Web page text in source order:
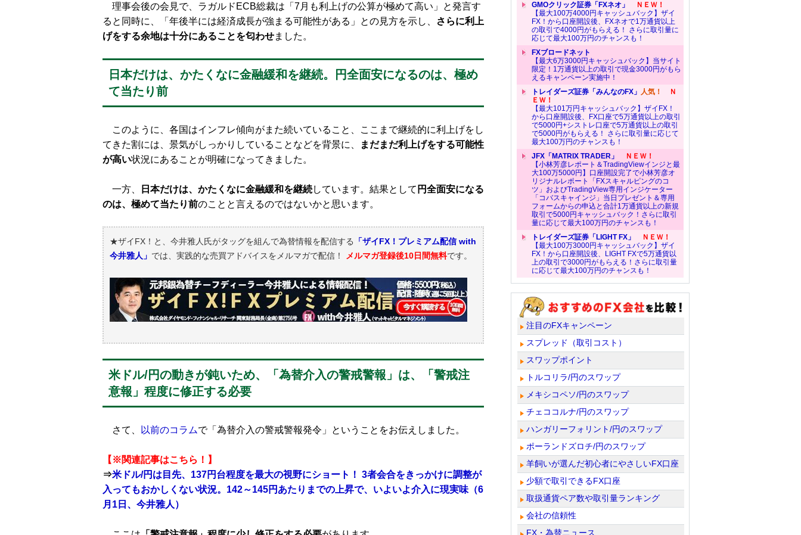
理事会後の会見で、ラガルドECB総裁は「7月も利上げの公算が極めて高い」と発言す
ると同時に、「年後半には経済成長が強まる可能性がある」との見方を示し、
さらに利上
げをする余地は十分にあることを匂わせました。
日本だけは、かたくなに金融緩和を継続。円全面安になるのは、極め
て当たり前
このように、各国はインフレ傾向がまた続いていること、ここまで継続的に利上げをし
てきた割には、景気がしっかりしていることなどを背景に、
まだまだ利上げをする可能性
が高い状況にあることが明確になってきました。
一方、 日本だけは、かたくなに金融緩和を継続しています。結果として 円全面安になる
のは、極めて当たり前のことと言えるのではないかと思います。
★ザイFX！と、今井雅人氏がタッグを組んで為替情報を配信する
「ザイFX！プレミアム配信 with
今井雅人」 では、実践的な売買アドバイスをメルマガで配信！ メルマガ登録後10日間無料です。
米ドル/円の動きが鈍いため、「為替介入の警戒警報」は、「警戒注
意報」程度に修正する必要
さて、 以前のコラムで「為替介入の警戒警報発令」ということをお伝えしました。
【※関連記事はこちら！】
⇒米ドル/円は目先、137円台程度を最大の視野にショート！ 3者会合をきっかけに調整が
入ってもおかしくない状況。142～145円あたりまでの上昇で、いよいよ介入に現実味（6
月1日、今井雅人）
GMOクリック証券「FXネオ」
ＮＥＷ！
【最大100万4000円キャッシュバック】ザイ
FX！から口座開設後、FXネオで1万通貨以上
の取引で4000円がもらえる！ さらに取引量に
応じて最大100万円のチャンスも！
FXブロードネット
【最大6万3000円キャッシュバック】当サイト
限定！1万通貨以上の取引で現金3000円がもら
えるキャンペーン実施中！
トレイダーズ証券「みんなのFX」 人気！
Ｎ
ＥＷ！
【最大101万円キャッシュバック】ザイFX！
から口座開設後、FX口座で5万通貨以上の取引
で5000円+シストレ口座で5万通貨以上の取引
で5000円がもらえる！ さらに取引量に応じて
最大100万円のチャンスも！
JFX「MATRIX TRADER」
ＮＥＷ！
【小林芳彦レポート＆TradingViewインジと最
大100万5000円】口座開設完了で小林芳彦オ
リジナルレポート「FXスキャルピングのコ
ツ」およびTradingView専用インジケーター
「コバスキャインジ」当日プレゼント＆専用
フォームからの申込と合計1万通貨以上の新規
取引で5000円キャッシュバック！さらに取引
量に応じて最大100万円のチャンスも！
トレイダーズ証券「LIGHT FX」
ＮＥＷ！
【最大100万3000円キャッシュバック】ザイ
FX！から口座開設後、LIGHT FXで5万通貨以
上の取引で3000円がもらえる！さらに取引量
に応じて最大100万円のチャンスも！
注目のFXキャンペーン
スプレッド（取引コスト）
スワップポイント
トルコリラ/円のスワップ
メキシコペソ/円のスワップ
チェココルナ/円のスワップ
ハンガリーフォリント/円のスワップ
ポーランドズロチ/円のスワップ
羊飼いが選んだ初心者にやさしいFX口座
少額で取引できるFX口座
取扱通貨ペア数や取引量ランキング
会社の信頼性
FX・為替ニュース